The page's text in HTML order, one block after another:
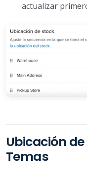
actualizar
Ubicación
Temas